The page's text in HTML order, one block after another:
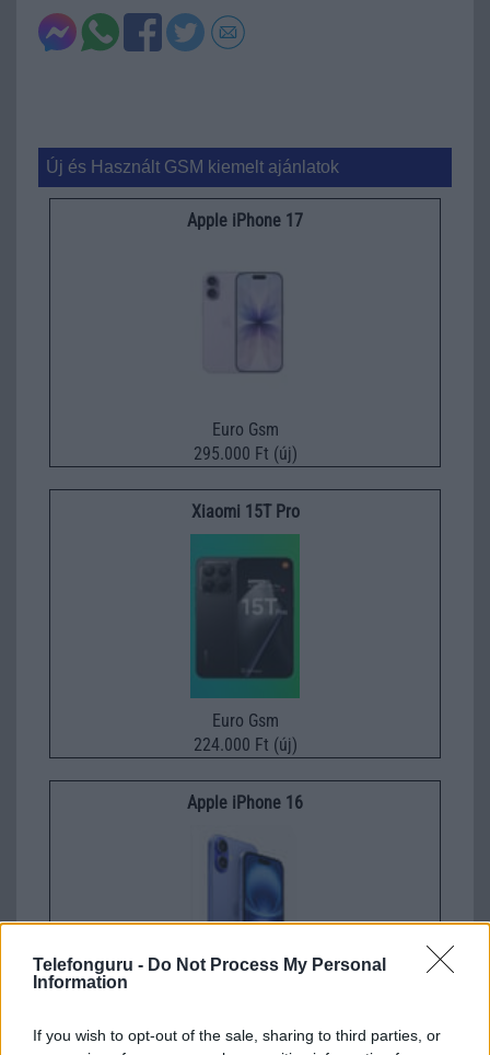
Telefonguru - Do Not Process My Personal
Information
If you wish to opt-out of the sale, sharing to third parties, or
Új és Használt GSM kiemelt ajánlatok
Apple iPhone 17
Euro Gsm
295.000 Ft (új)
Xiaomi 15T Pro
Euro Gsm
224.000 Ft (új)
Apple iPhone 16
260.000 Ft (új)